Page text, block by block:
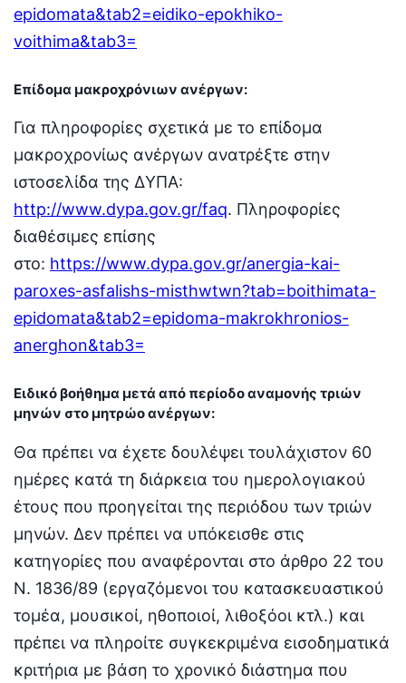
epidomata&tab2=eidiko-epokhiko-
voithima&tab3=
Επίδομα μακροχρόνιων ανέργων:
Για πληροφορίες σχετικά με το επίδομα
μακροχρονίως ανέργων ανατρέξτε στην
ιστοσελίδα της ΔΥΠΑ:
http://www.dypa.gov.gr/faq. Πληροφορίες
διαθέσιμες επίσης
στο: https://www.dypa.gov.gr/anergia-kai-
paroxes-asfalishs-misthwtwn?tab=boithimata-
epidomata&tab2=epidoma-makrokhronios-
anerghon&tab3=
Ειδικό βοήθημα μετά από περίοδο αναμονής τριών
μηνών στο μητρώο ανέργων:
Θα πρέπει να έχετε δουλέψει τουλάχιστον 60
ημέρες κατά τη διάρκεια του ημερολογιακού
έτους που προηγείται της περιόδου των τριών
μηνών. Δεν πρέπει να υπόκεισθε στις
κατηγορίες που αναφέρονται στο άρθρο 22 του
Ν. 1836/89 (εργαζόμενοι του κατασκευαστικού
τομέα, μουσικοί, ηθοποιοί, λιθοξόοι κτλ.) και
πρέπει να πληροίτε συγκεκριμένα εισοδηματικά
κριτήρια με βάση το χρονικό διάστημα που